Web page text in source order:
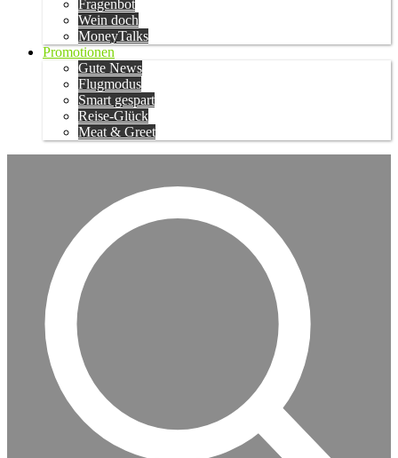
Fragenbot
Wein doch
MoneyTalks
Promotionen
Gute News
Flugmodus
Smart gespart
Reise-Glück
Meat & Greet